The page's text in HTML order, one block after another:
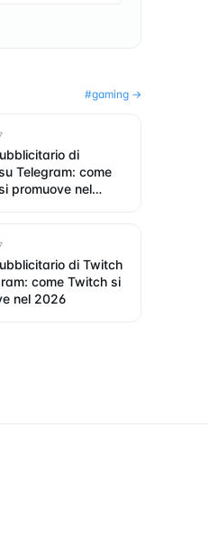
#gaming →
di
Telegram: come
promuove nel
di Twitch
come Twitch si
nel 2026